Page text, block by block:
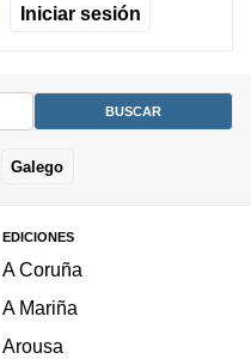
Iniciar sesión
Galego
EDICIONES
A Coruña
A Mariña
Arousa